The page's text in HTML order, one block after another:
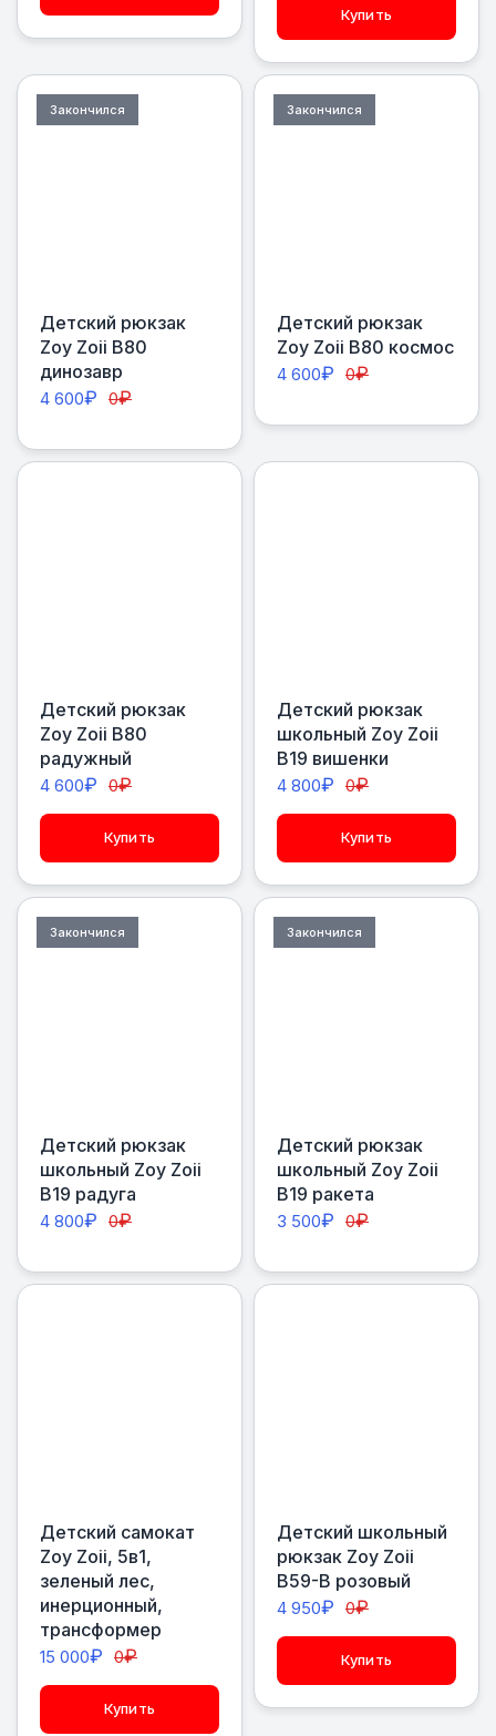
Купить
Закончился
Детский рюкзак
Zoy Zoii В80
динозавр
4 600₽ 0₽
Закончился
Детский рюкзак
Zoy Zoii В80 космос
4 600₽ 0₽
Детский рюкзак
Zoy Zoii В80
радужный
4 600₽ 0₽
Купить
Детский рюкзак
школьный Zoy Zoii
В19 вишенки
4 800₽ 0₽
Купить
Закончился
Детский рюкзак
школьный Zoy Zoii
В19 радуга
4 800₽ 0₽
Закончился
Детский рюкзак
школьный Zoy Zoii
В19 ракета
3 500₽ 0₽
Детский самокат
Zoy Zoii, 5в1,
зеленый лес,
инерционный,
трансформер
15 000₽ 0₽
Купить
Детский школьный
рюкзак Zoy Zoii
В59-В розовый
4 950₽ 0₽
Купить